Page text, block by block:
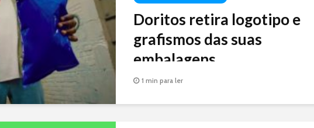
Doritos retira logotipo e
grafismos das suas
embalagens
A embalagens de Doritos estão lisas, sem
da marca para mostrar a força da marca
1 min para ler